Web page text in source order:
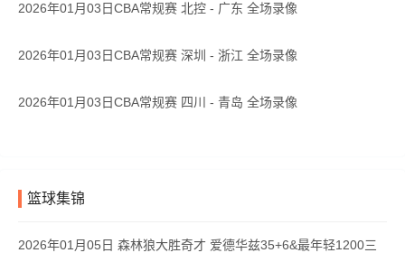
2026年01月03日CBA常规赛 北控 - 广东 全场录像
2026年01月03日CBA常规赛 深圳 - 浙江 全场录像
2026年01月03日CBA常规赛 四川 - 青岛 全场录像
篮球集锦
2026年01月05日 森林狼大胜奇才 爱德华兹35+6&最年轻1200三